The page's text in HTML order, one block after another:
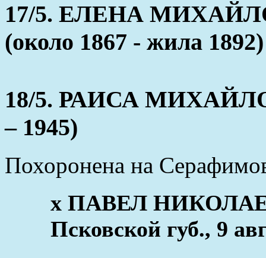
17/5. ЕЛЕНА
(около 1867 - жила 1892)
18/5. РАИСА
– 1945)
Похоронена на
x ПАВЕЛ
Псковской губ., 9